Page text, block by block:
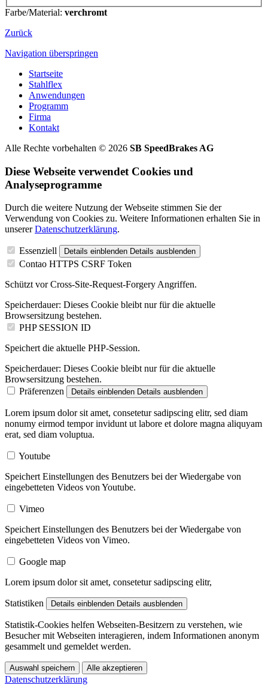
Farbe/Material: verchromt
Zurück
Navigation überspringen
Startseite
Stahlflex
Anwendungen
Programm
Firma
Kontakt
Alle Rechte vorbehalten © 2026 SB SpeedBrakes AG
Diese Webseite verwendet Cookies und
Analyseprogramme
Durch die weitere Nutzung der Webseite stimmen Sie der
Verwendung von Cookies zu. Weitere Informationen erhalten Sie in
unsererDatenschutzerklärung.
Essenziell Details einblenden Details ausblenden
Contao HTTPS CSRF Token
Schützt vor Cross-Site-Request-Forgery Angriffen.
Speicherdauer: Dieses Cookie bleibt nur für die aktuelle
Browsersitzung bestehen.
PHP SESSION ID
Speichert die aktuelle PHP-Session.
Speicherdauer: Dieses Cookie bleibt nur für die aktuelle
Browsersitzung bestehen.
Präferenzen
Details einblenden Details ausblenden
Lorem ipsum dolor sit amet, consetetur sadipscing elitr, sed diam
nonumy eirmod tempor invidunt ut labore et dolore magna aliquyam
erat, sed diam voluptua.
Youtube
Speichert Einstellungen des Benutzers bei der Wiedergabe von
eingebetteten Videos von Youtube.
Vimeo
Speichert Einstellungen des Benutzers bei der Wiedergabe von
eingebetteten Videos von Vimeo.
Google map
Lorem ipsum dolor sit amet, consetetur sadipscing elitr,
Statistiken Details einblenden Details ausblenden
Statistik-Cookies helfen Webseiten-Besitzern zu verstehen, wie
Besucher mit Webseiten interagieren, indem Informationen anonym
gesammelt und gemeldet werden.
Auswahl speichern Alle akzeptieren
Datenschutzerklärung